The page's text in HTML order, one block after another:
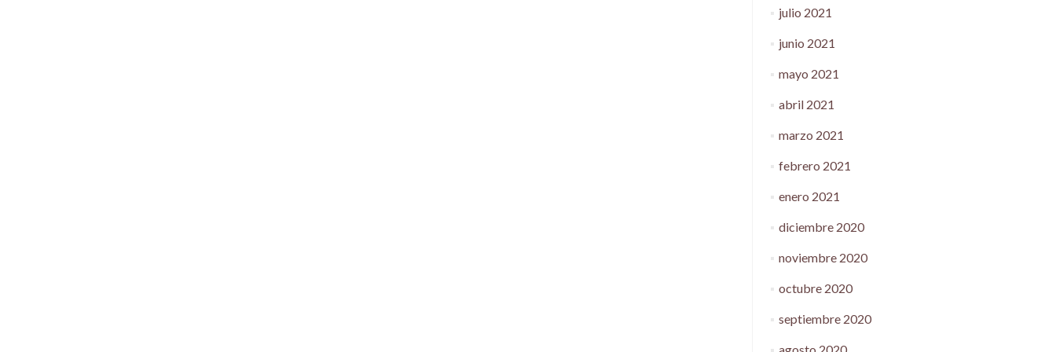
julio 2021
junio 2021
mayo 2021
abril 2021
marzo 2021
febrero 2021
enero 2021
diciembre 2020
noviembre 2020
octubre 2020
septiembre 2020